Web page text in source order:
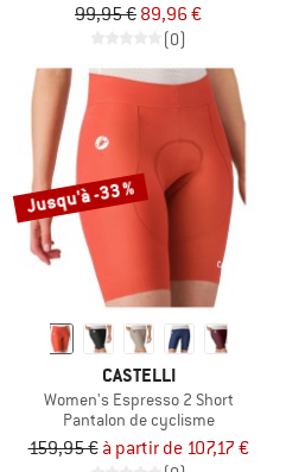
99,95 € 89,96 €
(0)
Jusqu'à -33 %
CASTELLI
Women's Espresso 2 Short
Pantalon de cyclisme
159,95 € à partir de 107,17 €